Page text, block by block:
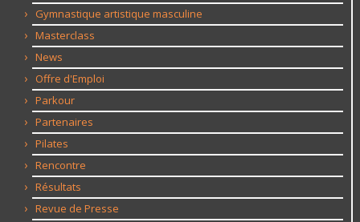
Gymnastique artistique masculine
Masterclass
News
Offre d'Emploi
Parkour
Partenaires
Pilates
Rencontre
Résultats
Revue de Presse